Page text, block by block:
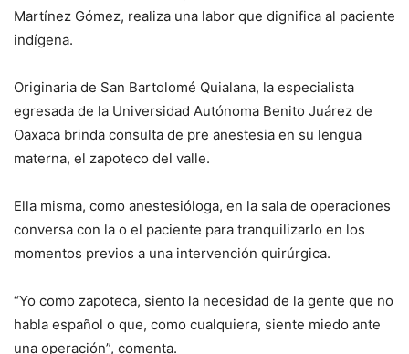
Martínez Gómez, realiza una labor que dignifica al paciente
indígena.
Originaria de San Bartolomé Quialana, la especialista
egresada de la Universidad Autónoma Benito Juárez de
Oaxaca brinda consulta de pre anestesia en su lengua
materna, el zapoteco del valle.
Ella misma, como anestesióloga, en la sala de operaciones
conversa con la o el paciente para tranquilizarlo en los
momentos previos a una intervención quirúrgica.
“Yo como zapoteca, siento la necesidad de la gente que no
habla español o que, como cualquiera, siente miedo ante
una operación”, comenta.